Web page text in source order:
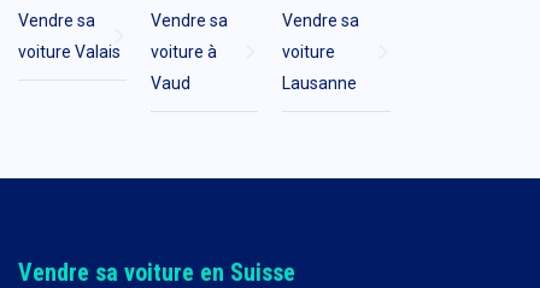
Vendre sa
voiture Valais
Vendre sa
voiture à
Vaud
Vendre sa
voiture
Lausanne
Vendre sa voiture en Suisse